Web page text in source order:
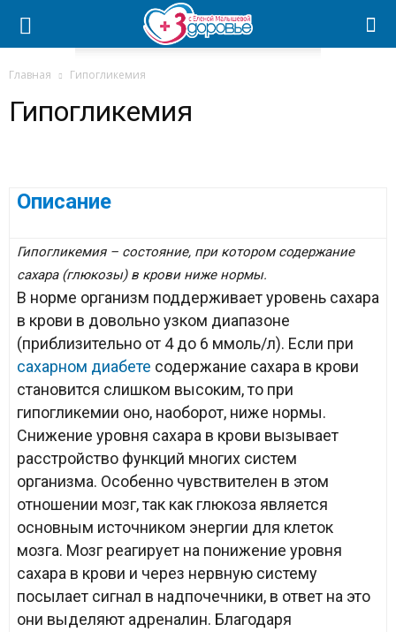
Главная Гипогликемия
Гипогликемия
Описание
Гипогликемия – состояние, при котором содержание
сахара (глюкозы) в крови ниже нормы.
В норме организм поддерживает уровень сахара
в крови в до­вольно узком диапазоне
(приблизительно от 4 до 6 ммоль/л). Если при
сахарном диабете содержание сахара в крови
становится слишком высоким, то при
гипогликемии оно, наоборот, ниже нормы.
Снижение уровня сахара в крови вызывает
расстройство функций многих систем
организма. Особенно чувствителен в этом
отношении мозг, так как глюкоза является
основным источником энергии для клеток
мозга. Мозг реагирует на понижение уровня
сахара в крови и через нервную систему
посылает сигнал в надпочечники, в ответ на это
они выделяют адреналин. Благодаря